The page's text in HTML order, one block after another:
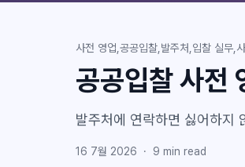
사전 영업 공공입찰 발주처 입찰 실무
공공입찰 사전
발주처에 연락하면 싫어하지
16 7월 2026 · 9 min read